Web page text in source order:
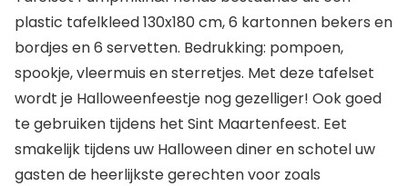
plastic tafelkleed 130x180 cm, 6 kartonnen bekers en
bordjes en 6 servetten. Bedrukking: pompoen,
spookje, vleermuis en sterretjes. Met deze tafelset
wordt je Halloweenfeestje nog gezelliger! Ook goed
te gebruiken tijdens het Sint Maartenfeest. Eet
smakelijk tijdens uw Halloween diner en schotel uw
gasten de heerlijkste gerechten voor zoals